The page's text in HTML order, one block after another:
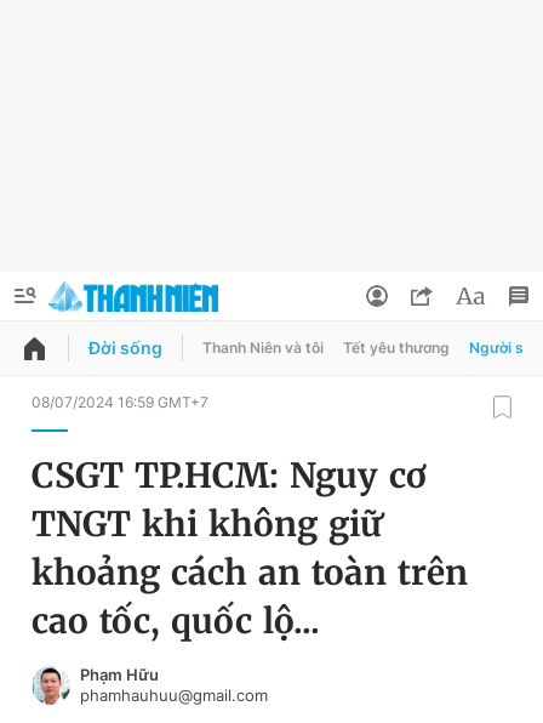
QUẢNG CÁO ĐẶT BÁO
Chuyên mục
Chuyên mục khác
Chào ngày mới Tin 24h
Tin thị trường
Đổi mật khẩu
Tin đã lưu
Tin đã xem
Đời sống Thanh Niên và tôi Tết yêu thương Người
08/07/2024 16:59 GMT+7
CSGT TP.HCM: Nguy cơ
TNGT khi không giữ
khoảng cách an toàn trên
cao tốc, quốc lộ...
Phạm Hữu
phamhauhuu@gmail.com